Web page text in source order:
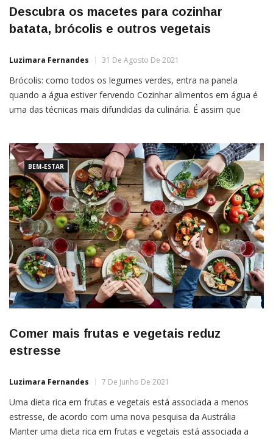
Descubra os macetes para cozinhar
batata, brócolis e outros vegetais
Luzimara Fernandes 31 De Agosto De 2021
Brócolis: como todos os legumes verdes, entra na panela
quando a água estiver fervendo Cozinhar alimentos em água é
uma das técnicas mais difundidas da culinária. É assim que
Entender a quantidade e a temperatura da […]
BEM-ESTAR
Comer mais frutas e vegetais reduz
estresse
Luzimara Fernandes 7 De Junho De 2021
Uma dieta rica em frutas e vegetais está associada a menos
estresse, de acordo com uma nova pesquisa da Austrália
Manter uma dieta rica em frutas e vegetais está associada a